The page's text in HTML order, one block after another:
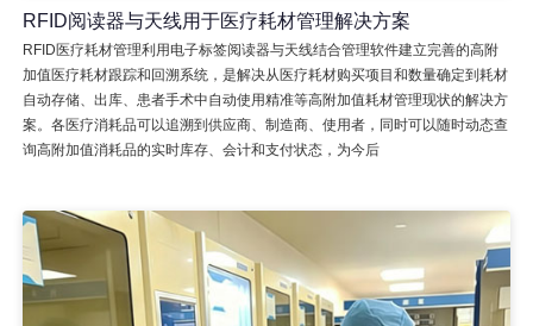
RFID阅读器与天线用于医疗耗材管理解决方案
RFID医疗耗材管理利用电子标签阅读器与天线结合管理软件建立完善的高附
加值医疗耗材跟踪和回溯系统，是解决从医疗耗材购买项目和数量确定到耗材
自动存储、出库、患者手术中自动使用精准等高附加值耗材管理现状的解决方
案。各医疗消耗品可以追溯到供应商、制造商、使用者，同时可以随时动态查
询高附加值消耗品的实时库存、会计和支付状态，为今后